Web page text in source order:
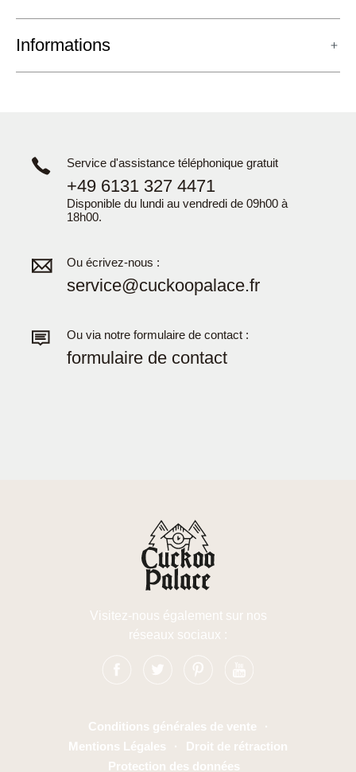
Informations
Service d'assistance téléphonique gratuit
+49 6131 327 4471
Disponible du lundi au vendredi de 09h00 à
18h00.
Ou écrivez-nous :
service@cuckoopalace.fr
Ou via notre formulaire de contact :
formulaire de contact
Visitez-nous également sur nos
réseaux sociaux :
Conditions générales de vente
·
Mentions Légales
·
Droit de rétraction
Protection des données